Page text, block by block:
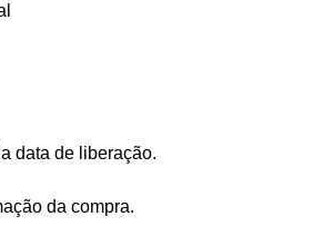
data de liberação.
da compra.